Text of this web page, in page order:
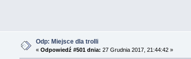
Odp: Miejsce dla trolli
«Odpowiedź #501 dnia: 27 Grudnia 2017, 21:44:42 »